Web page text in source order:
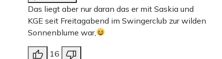
Das liegt aber nur daran das er mit Saskia und
KGE seit Freitagabend im Swingerclub zur wilden
Sonnenblume war,
16